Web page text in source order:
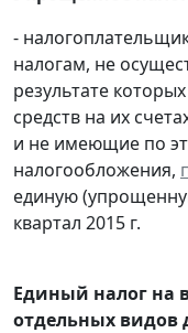
-
налогам, не
результате
средств на их
и не имеющие по
налогообложения,
единую
квартал 2015 г.
Единый налог на
отдельных видов